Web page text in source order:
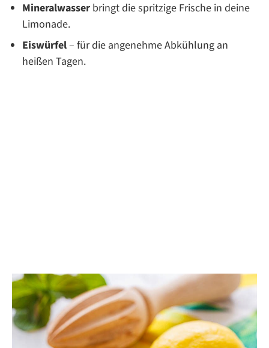
Mineralwasser bringt die spritzige Frische in deine
Limonade.
Eiswürfel– für die angenehme Abkühlung an
heißen Tagen.